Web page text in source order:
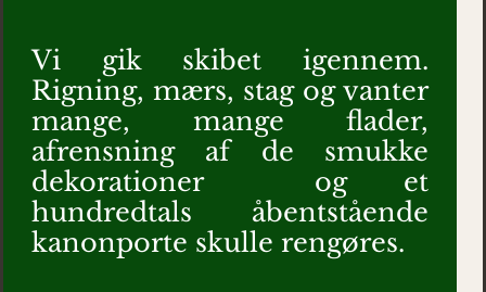
Vi gik skibet igennem.
Rigning, mærs, stag og vanter
mange, mange flader,
afrensning af de smukke
dekorationer og et
hundredtals åbentstående
kanonporte skulle rengøres.